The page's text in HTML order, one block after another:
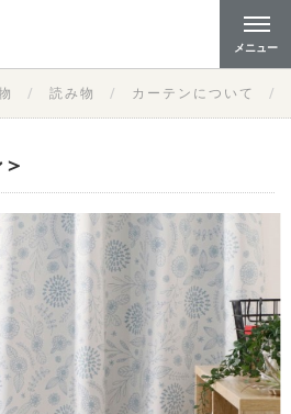
メニュー
読み物 カーテンについて